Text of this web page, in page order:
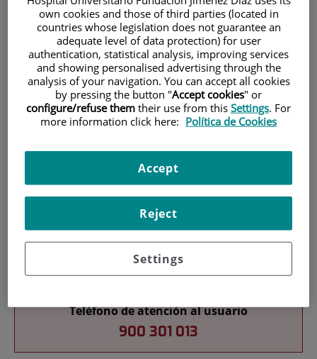
Investigación
Docencia
Teléfono de atención al usuario
900 301 013
own cookies and those of third parties (located in
countries whose legislation does not guarantee an
adequate level of data protection) for user
authentication, statistical analysis, improving services
and showing personalised advertising through the
analysis of your navigation. You can accept all cookies
by pressing the button "Accept cookies" or
configure/refuse them their use from this Settings. For
more information click here: Política de Cookies
Settings
Reject
Accept